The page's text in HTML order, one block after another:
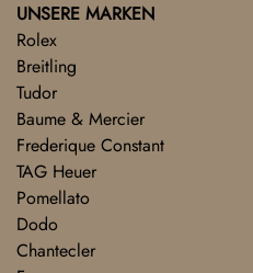
UNSERE MARKEN
Rolex
Breitling
Tudor
Baume & Mercier
Frederique Constant
TAG Heuer
Pomellato
Dodo
Chantecler